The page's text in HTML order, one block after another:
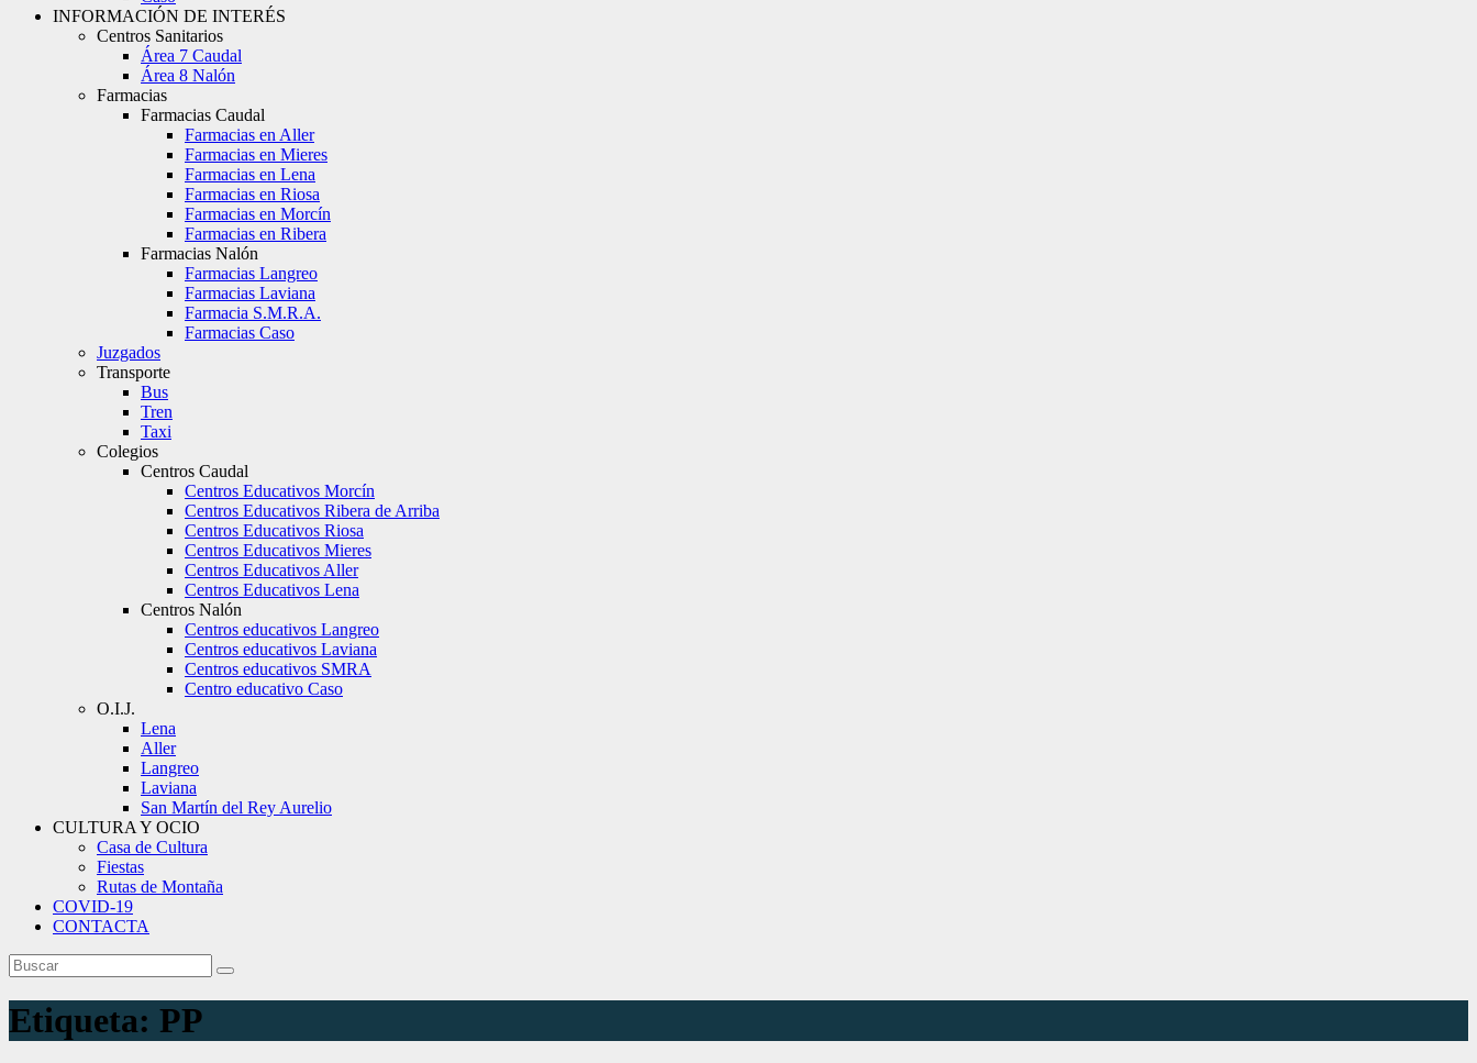
INFORMACIÓN DE INTERÉS
Centros Sanitarios
Área 7 Caudal
Área 8 Nalón
Farmacias
Farmacias Caudal
Farmacias en Aller
Farmacias en Mieres
Farmacias en Lena
Farmacias en Riosa
Farmacias en Morcín
Farmacias en Ribera
Farmacias Nalón
Farmacias Langreo
Farmacias Laviana
Farmacia S.M.R.A.
Farmacias Caso
Juzgados
Transporte
Bus
Tren
Taxi
Colegios
Centros Caudal
Centros Educativos Morcín
Centros Educativos Ribera de Arriba
Centros Educativos Riosa
Centros Educativos Mieres
Centros Educativos Aller
Centros Educativos Lena
Centros Nalón
Centros educativos Langreo
Centros educativos Laviana
Centros educativos SMRA
Centro educativo Caso
O.I.J.
Lena
Aller
Langreo
Laviana
San Martín del Rey Aurelio
CULTURA Y OCIO
Casa de Cultura
Fiestas
Rutas de Montaña
COVID-19
CONTACTA
Etiqueta: PP